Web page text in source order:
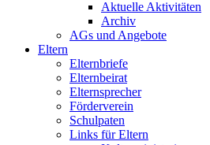
Aktuelle Aktivitäten
Archiv
AGs und Angebote
Eltern
Elternbriefe
Elternbeirat
Elternsprecher
Förderverein
Schulpaten
Links für Eltern